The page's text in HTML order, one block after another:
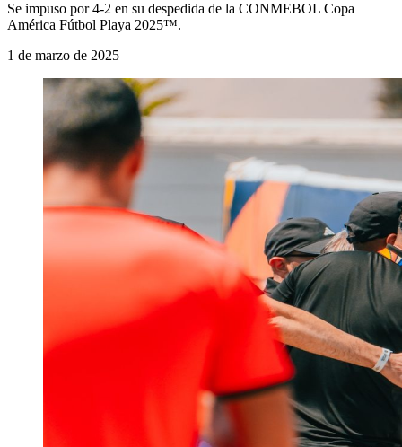
Se impuso por 4-2 en su despedida de la CONMEBOL Copa
América Fútbol Playa 2025™.
1 de marzo de 2025